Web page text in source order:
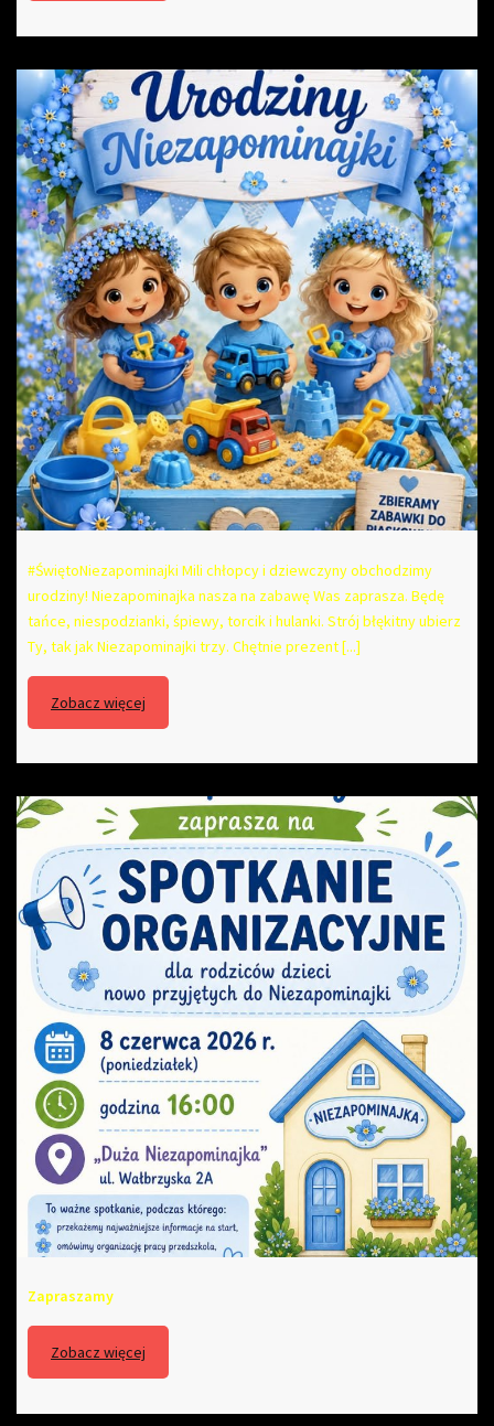
#ŚwiętoNiezapominajki Mili chłopcy i dziewczyny obchodzimy
urodziny! Niezapominajka nasza na zabawę Was zaprasza. Będę
tańce, niespodzianki, śpiewy, torcik i hulanki. Strój błękitny ubierz
Ty, tak jak Niezapominajki trzy. Chętnie prezent [...]
Zobacz więcej
Zapraszamy
Zobacz więcej